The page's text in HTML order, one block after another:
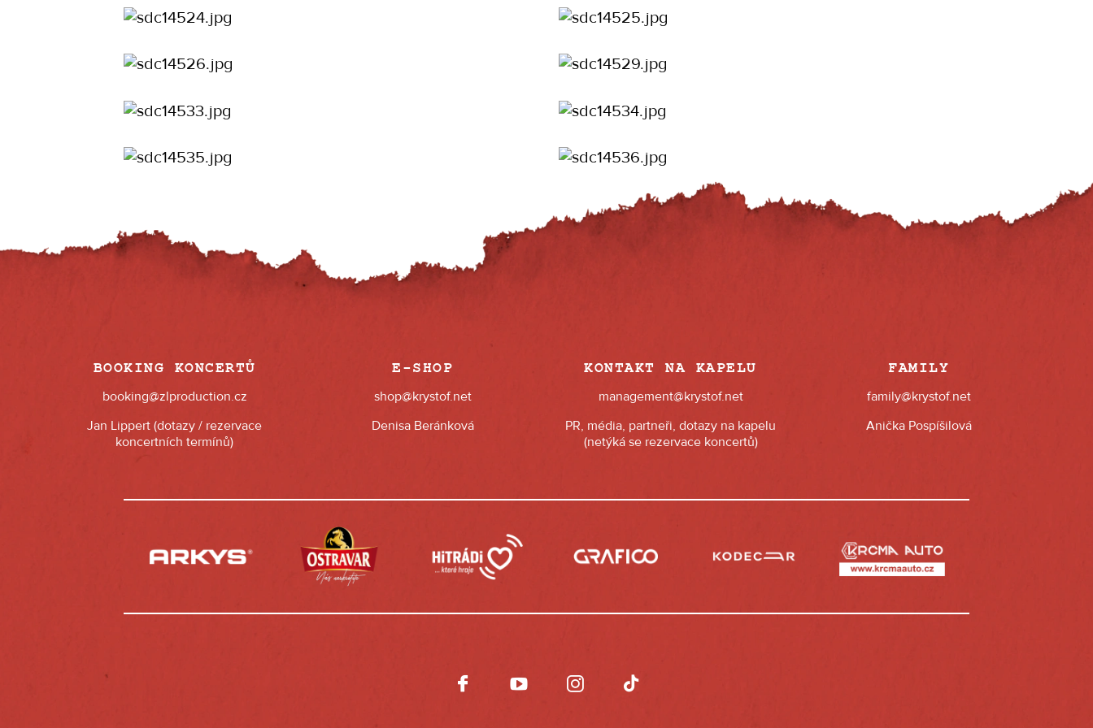
BOOKING KONCERTŮ
booking@zlproduction.cz
Jan Lippert (dotazy / rezervace
koncertních termínů)
E-SHOP
shop@krystof.net
Denisa Beránková
KONTAKT NA KAPELU
management@krystof.net
PR, média, partneři, dotazy na kapelu
(netýká se rezervace koncertů)
FAMILY
family@krystof.net
Anička Pospíšilová